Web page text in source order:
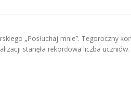
„Posłuchaj mnie”. Tegoroczny
stanęła rekordowa liczba uczniów.